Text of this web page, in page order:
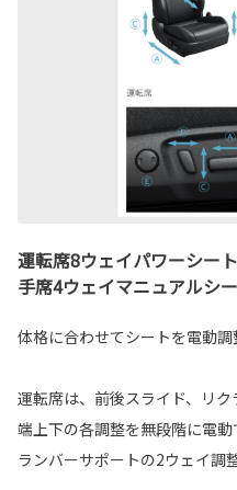
運転席8ウェイパワーシー
手席4ウェイマニュアルシ
体格に合わせてシートを電動調
運転席は、前後スライド、リ
端上下の各調整を無段階に電
ランバーサポートの2ウェイ調